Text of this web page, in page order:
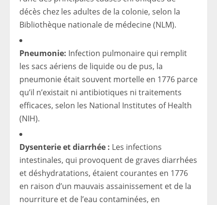
décès chez les adultes de la colonie, selon la
Bibliothèque nationale de médecine (NLM).
Pneumonie: Infection pulmonaire qui remplit
les sacs aériens de liquide ou de pus, la
pneumonie était souvent mortelle en 1776 parce
qu’il n’existait ni antibiotiques ni traitements
efficaces, selon les National Institutes of Health
(NIH).
Dysenterie et diarrhée : Les infections
intestinales, qui provoquent de graves diarrhées
et déshydratations, étaient courantes en 1776
en raison d’un mauvais assainissement et de la
nourriture et de l’eau contaminées, en